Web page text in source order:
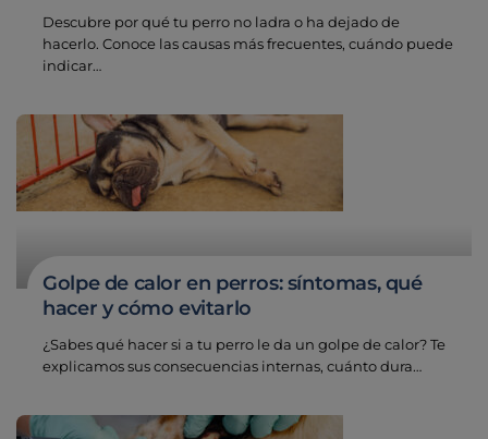
Descubre por qué tu perro no ladra o ha dejado de
hacerlo. Conoce las causas más frecuentes, cuándo puede
indicar…
Golpe de calor en perros: síntomas, qué
hacer y cómo evitarlo
¿Sabes qué hacer si a tu perro le da un golpe de calor? Te
explicamos sus consecuencias internas, cuánto dura…